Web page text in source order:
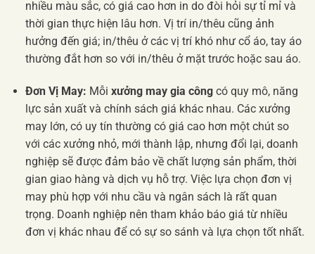
nhiều màu sắc, có giá cao hơn in do đòi hỏi sự tỉ mỉ và
thời gian thực hiện lâu hơn. Vị trí in/thêu cũng ảnh
hưởng đến giá; in/thêu ở các vị trí khó như cổ áo, tay áo
thường đắt hơn so với in/thêu ở mặt trước hoặc sau áo.
Đơn Vị May: Mỗi xưởng may gia côngcó quy mô, năng
lực sản xuất và chính sách giá khác nhau. Các xưởng
may lớn, có uy tín thường có giá cao hơn một chút so
với các xưởng nhỏ, mới thành lập, nhưng đổi lại, doanh
nghiệp sẽ được đảm bảo về chất lượng sản phẩm, thời
gian giao hàng và dịch vụ hỗ trợ. Việc lựa chọn đơn vị
may phù hợp với nhu cầu và ngân sách là rất quan
trọng. Doanh nghiệp nên tham khảo báo giá từ nhiều
đơn vị khác nhau để có sự so sánh và lựa chọn tốt nhất.